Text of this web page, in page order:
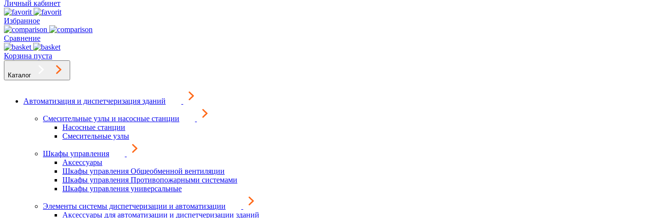
Личный кабинет
Избранное
Сравнение
Корзина пуста
Каталог
Автоматизация и диспетчеризация зданий
Смесительные узлы и насосные станции
Насосные станции
Смесительные узлы
Шкафы управления
Аксессуары
Шкафы управления Общеобменной вентиляции
Шкафы управления Противопожарными системами
Шкафы управления универсальные
Элементы системы диспетчеризации и автоматизации
Аксессуары для автоматизации и диспетчеризации зданий